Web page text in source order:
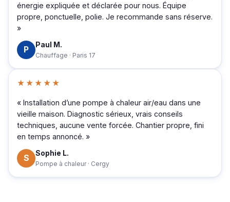
énergie expliquée et déclarée pour nous. Équipe
propre, ponctuelle, polie. Je recommande sans réserve.
»
P Paul M.
Chauffage · Paris 17
★★★★★
« Installation d’une pompe à chaleur air/eau dans une
vieille maison. Diagnostic sérieux, vrais conseils
techniques, aucune vente forcée. Chantier propre, fini
en temps annoncé. »
S Sophie L.
Pompe à chaleur · Cergy